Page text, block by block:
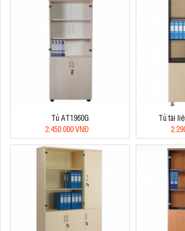
Tủ AT1960G
2.450.000 VNĐ
Tủ tài